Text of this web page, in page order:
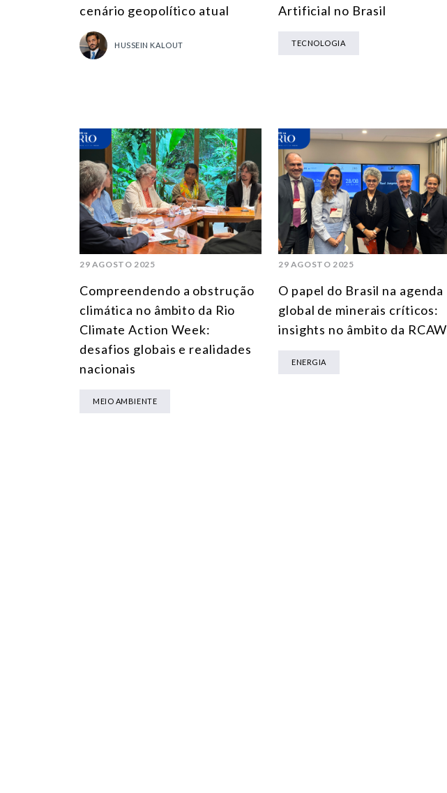
cenário geopolítico atual
HUSSEIN KALOUT
Artificial no Brasil
TECNOLOGIA
29 AGOSTO 2025
Compreendendo a obstrução
climática no âmbito da Rio
Climate Action Week:
desafios globais e realidades
nacionais
MEIO AMBIENTE
29 AGOSTO 2025
O papel do Brasil na agenda
global de minerais críticos:
insights no âmbito da RCAW
ENERGIA